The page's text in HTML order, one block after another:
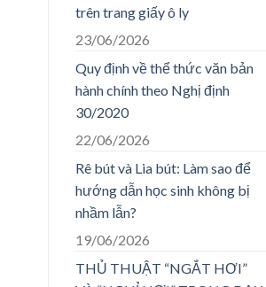
trên trang giấy ô ly
23/06/2026
Quy định về thể thức văn bản
hành chính theo Nghị định
30/2020
22/06/2026
Rê bút và Lia bút: Làm sao để
hướng dẫn học sinh không bị
nhầm lẫn?
19/06/2026
THỦ THUẬT “NGẮT HƠI”